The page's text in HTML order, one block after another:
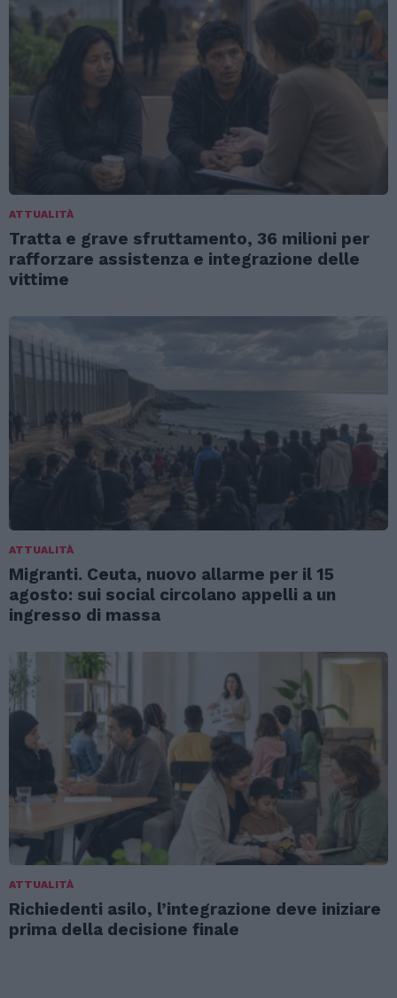
ATTUALITÀ
Tratta e grave sfruttamento, 36 milioni per
rafforzare assistenza e integrazione delle
vittime
ATTUALITÀ
Migranti. Ceuta, nuovo allarme per il 15
agosto: sui social circolano appelli a un
ingresso di massa
ATTUALITÀ
Richiedenti asilo, l’integrazione deve iniziare
prima della decisione finale